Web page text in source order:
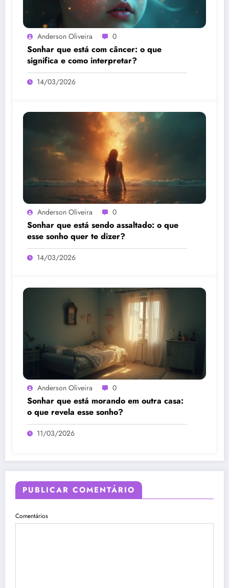
Anderson Oliveira 0
Sonhar que está com câncer: o que
significa e como interpretar?
14/03/2026
Anderson Oliveira 0
Sonhar que está sendo assaltado: o que
esse sonho quer te dizer?
14/03/2026
Anderson Oliveira 0
Sonhar que está morando em outra casa:
o que revela esse sonho?
11/03/2026
PUBLICAR COMENTÁRIO
Comentários